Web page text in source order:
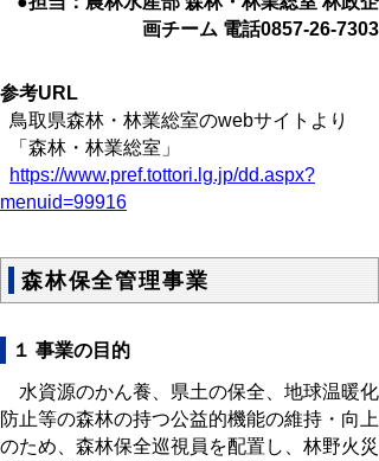
画チーム 電話0857-26-7303
参考URL
鳥取県森林・林業総室のwebサイトより
「森林・林業総室」
https://www.pref.tottori.lg.jp/dd.aspx?
menuid=99916
森林保全管理事業
１ 事業の目的
水資源のかん養、県土の保全、地球温暖化
防止等の森林の持つ公益的機能の維持・向上
のため、森林保全巡視員を配置し、林野火災